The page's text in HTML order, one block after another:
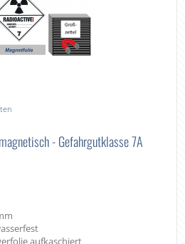
- Gefahrgutklasse 7A
aufkaschiert